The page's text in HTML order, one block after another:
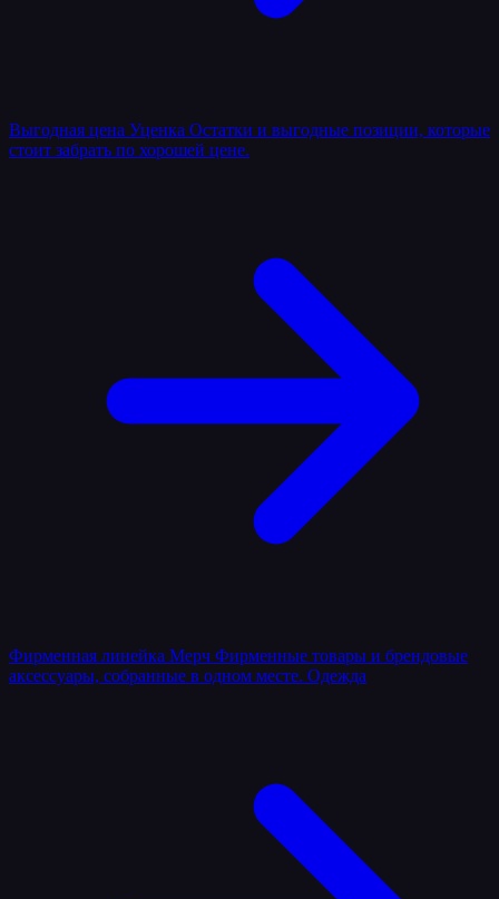
Выгодная цена Уценка Остатки и выгодные позиции, которые
стоит забрать по хорошей цене.
Фирменная линейка Мерч Фирменные товары и брендовые
аксессуары, собранные в одном месте. Одежда